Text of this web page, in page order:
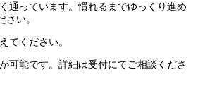
通っています。慣れるまでゆっくり進め
い。
てください。
可能です。詳細は受付にてご相談くださ